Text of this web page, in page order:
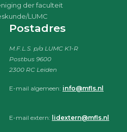
der faculteit
LUMC
Postadres
M.F.L.S. p/a LUMC K1-R
Postbus 9600
2300 RC Leiden
E-mail algemeen: info@mfls.nl
E-mail extern: lidextern@mfls.nl